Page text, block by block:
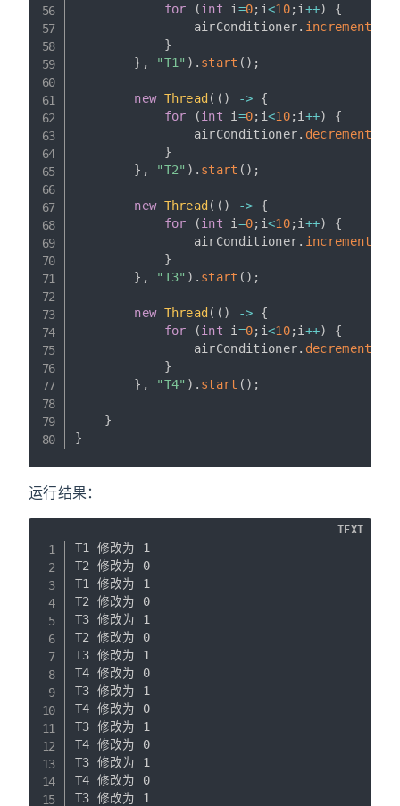
for
(int i =0; i<10;i ++)
{
                airConditioner
. increment
}
} , "T1" ) . start ( ) ;
new Thread( ( ) ->
{
for
(int i =0; i<10;i ++)
{
                airConditioner
. decrement
}
} , "T2" ) . start ( ) ;
new Thread( ( ) ->
{
for
(int i =0; i<10;i ++)
{
                airConditioner
. increment
}
} , "T3" ) . start ( ) ;
new Thread( ( ) ->
{
for
(int i =0; i<10;i ++)
{
                airConditioner
. decrement
}
} , "T4" ) . start ( ) ;
}
}
运行结果：
T1 修改为 1
T2 修改为 0
T1 修改为 1
T2 修改为 0
T3 修改为 1
T2 修改为 0
T3 修改为 1
T4 修改为 0
T3 修改为 1
T4 修改为 0
T3 修改为 1
T4 修改为 0
T3 修改为 1
T4 修改为 0
T3 修改为 1
TEXT